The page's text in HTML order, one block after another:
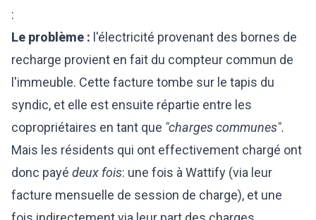
:
Le problème : l'électricité provenant des bornes de
recharge provient en fait du compteur commun de
l'immeuble. Cette facture tombe sur le tapis du
syndic, et elle est ensuite répartie entre les
copropriétaires en tant que "charges communes".
Mais les résidents qui ont effectivement chargé ont
donc payé deux fois: une fois à Wattify (via leur
facture mensuelle de session de charge), et une